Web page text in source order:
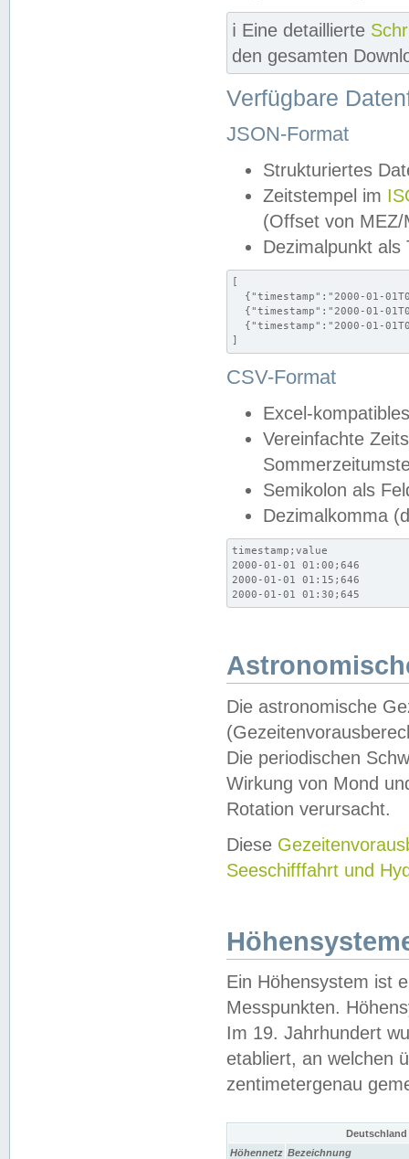
ℹ️ Eine detaillierte
den gesamten
Verfügbare
JSON-Format
Strukturiertes
Zeitstempel im
(Offset von MEZ/
Dezimalpunkt als
[
{"timestamp":"2000-01-
{"timestamp":"2000-01-
{"timestamp":"2000-01-
]
CSV-Format
Excel-
Vereinfachte
Semikolon als
Dezimalkomma
timestamp;value
2000-01-01 01:00;646
2000-01-01 01:15;646
2000-01-01 01:30;645
Die astronomische
Die periodischen
Wirkung von Mond
Rotation verursacht.
Diese
Seeschifffahrt und
Ein Höhensystem ist
Messpunkten.
Im 19. Jahrhundert
etabliert, an welchen
zentimetergenau
Höhennetz Bezeichnung